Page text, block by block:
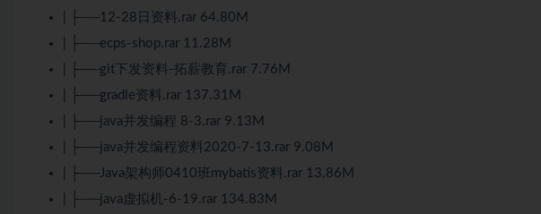
| ├──12-28日资料.rar 64.80M
| ├──ecps-shop.rar 11.28M
| ├──git下发资料-拓薪教育.rar 7.76M
| ├──gradle资料.rar 137.31M
| ├──java并发编程 8-3.rar 9.13M
| ├──java并发编程资料2020-7-13.rar 9.08M
| ├──Java架构师 0410班mybatis资料.rar 13.86M
| ├──java虚拟机-6-19.rar 134.83M